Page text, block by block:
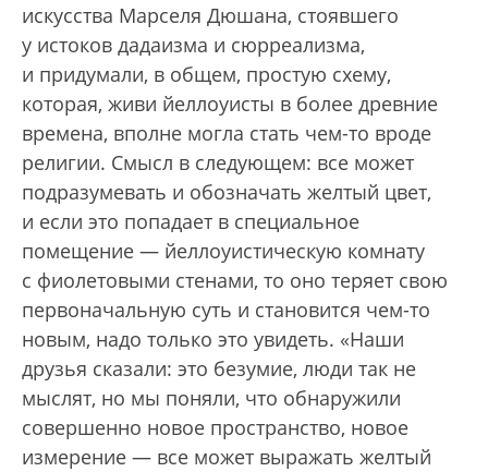
искусства Марселя Дюшана, стоявшего
у истоков дадаизма и сюрреализма,
и придумали, в общем, простую схему,
которая, живи йеллоуисты в более древние
времена, вполне могла стать чем-то вроде
религии. Смысл в следующем: все может
подразумевать и обозначать желтый цвет,
и если это попадает в специальное
помещение — йеллоуистическую комнату
с фиолетовыми стенами, то оно теряет свою
первоначальную суть и становится чем-то
новым, надо только это увидеть. «Наши
друзья сказали: это безумие, люди так не
мыслят, но мы поняли, что обнаружили
совершенно новое пространство, новое
измерение — все может выражать желтый